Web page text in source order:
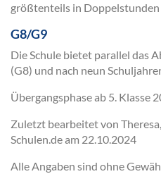
größtenteils in Doppelstunden
G8/G9
Die Schule bietet parallel das
(G8) und nach neun
Übergangsphase ab 5. Klasse
Zuletzt bearbeitet von
Schulen.de am 22.10.2024
Alle Angaben sind ohne